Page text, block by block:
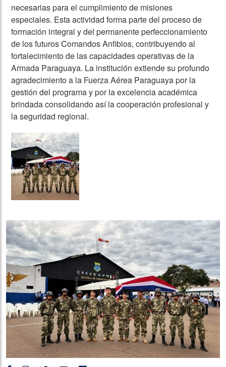
necesarias para el cumplimiento de misiones
especiales. Esta actividad forma parte del proceso de
formación integral y del permanente perfeccionamiento
de los futuros Comandos Anfibios, contribuyendo al
fortalecimiento de las capacidades operativas de la
Armada Paraguaya. La institución extiende su profundo
agradecimiento a la Fuerza Aérea Paraguaya por la
gestión del programa y por la excelencia académica
brindada consolidando así la cooperación profesional y
la seguridad regional.